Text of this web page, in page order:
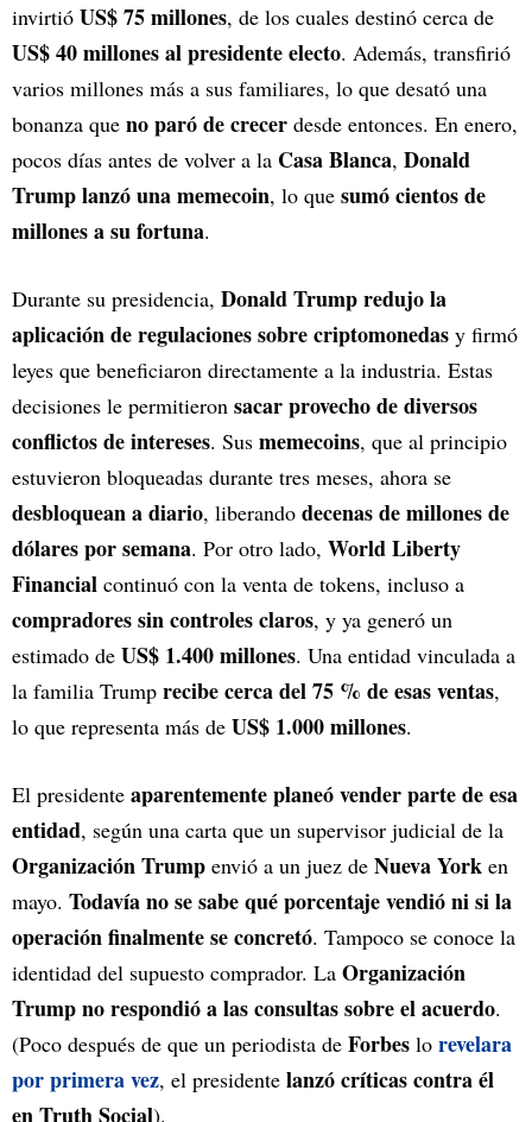
invirtió US$ 75 millones, de los cuales destinó cerca de
US$ 40 millones al presidente electo. Además, transfirió
varios millones más a sus familiares, lo que desató una
bonanza que no paró de crecer desde entonces. En enero,
pocos días antes de volver a la Casa Blanca, Donald
Trump lanzó una memecoin, lo que sumó cientos de
millones a su fortuna.
Durante su presidencia, Donald Trump redujo la
aplicación de regulaciones sobre criptomonedas y firmó
leyes que beneficiaron directamente a la industria. Estas
decisiones le permitieron sacar provecho de diversos
conflictos de intereses. Sus memecoins, que al principio
estuvieron bloqueadas durante tres meses, ahora se
desbloquean a diario, liberando decenas de millones de
dólares por semana. Por otro lado, World Liberty
Financial continuó con la venta de tokens, incluso a
compradores sin controles claros, y ya generó un
estimado de US$ 1.400 millones. Una entidad vinculada a
la familia Trump recibe cerca del 75 % de esas ventas,
lo que representa más de US$ 1.000 millones.
El presidente aparentemente planeó vender parte de esa
entidad, según una carta que un supervisor judicial de la
Organización Trump envió a un juez de Nueva York en
mayo. Todavía no se sabe qué porcentaje vendió ni si la
operación finalmente se concretó. Tampoco se conoce la
identidad del supuesto comprador. La Organización
Trump no respondió a las consultas sobre el acuerdo.
(Poco después de que un periodista de Forbes lo revelara
por primera vez, el presidente lanzó críticas contra él
en Truth Social).